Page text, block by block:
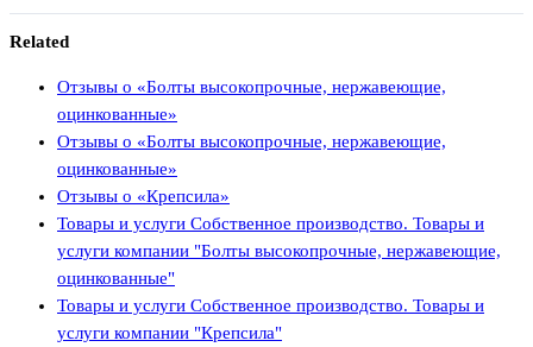
Related
Отзывы о «Болты высокопрочные, нержавеющие,
оцинкованные»
Отзывы о «Болты высокопрочные, нержавеющие,
оцинкованные»
Отзывы о «Крепсила»
Товары и услуги Собственное производство. Товары и
услуги компании "Болты высокопрочные, нержавеющие,
оцинкованные"
Товары и услуги Собственное производство. Товары и
услуги компании "Крепсила"